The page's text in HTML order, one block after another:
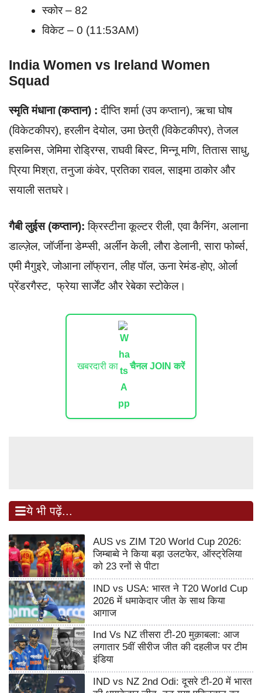
स्कोर – 82
विकेट – 0 (11:53AM)
India Women vs Ireland Women
Squad
स्मृति मंधाना (कप्तान) :दीप्ति शर्मा (उप कप्तान), ऋचा घोष
(विकेटकीपर), हरलीन देयोल, उमा छेत्री (विकेटकीपर), तेजल
हसब्निस, जेमिमा रोड्रिग्स, राघवी बिस्ट, मिन्नू मणि, तितास साधु,
प्रिया मिश्रा, तनुजा कंवेर, प्रतिका रावल, साइमा ठाकोर और
सयाली सतघरे।
गैबी लुईस (कप्तान): क्रिस्टीना कूल्टर रीली, एवा कैनिंग, अलाना
डाल्ज़ेल, जॉर्जीना डेम्प्सी, अर्लीन केली, लौरा डेलानी, सारा फोर्ब्स,
एमी मैगुइरे, जोआना लॉफ्रान, लीह पॉल, ऊना रेमंड-होए, ओर्ला
प्रेंडरगैस्ट, फ्रेया सार्जेंट और रेबेका स्टोकेल।
खबरदारी का चैनल JOIN करें
ये भी पढ़ें...
AUS vs ZIM T20 World Cup 2026:
जिम्बाब्वे ने किया बड़ा उलटफेर, ऑस्ट्रेलिया
को 23 रनों से पीटा
IND vs USA: भारत ने T20 World Cup
2026 में धमाकेदार जीत के साथ किया
आगाज
Ind Vs NZ तीसरा टी-20 मुक़ाबला: आज
लगातार 5वीं सीरीज जीत की दहलीज पर टीम
इंडिया
IND vs NZ 2nd Odi: दूसरे टी-20 में भारत